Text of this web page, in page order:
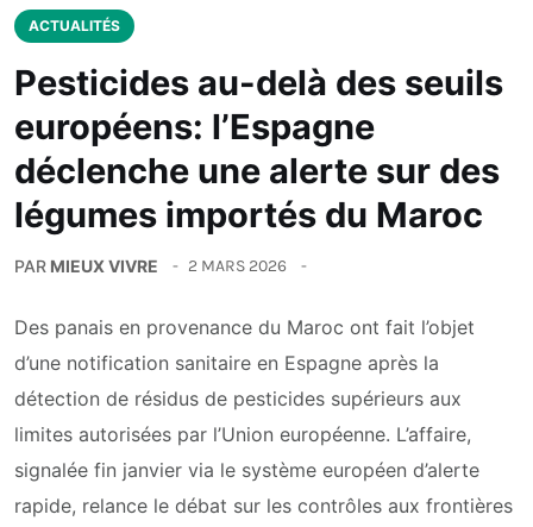
ACTUALITÉS
Pesticides au-delà des seuils
européens: l’Espagne
déclenche une alerte sur des
légumes importés du Maroc
PAR MIEUX VIVRE 2 MARS 2026
Des panais en provenance du Maroc ont fait l’objet
d’une notification sanitaire en Espagne après la
détection de résidus de pesticides supérieurs aux
limites autorisées par l’Union européenne. L’affaire,
signalée fin janvier via le système européen d’alerte
rapide, relance le débat sur les contrôles aux frontières